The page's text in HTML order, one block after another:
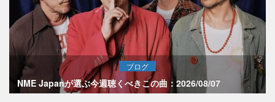
ブログ
NME Japanが選ぶ今週聴くべきこの曲：2026/08/07